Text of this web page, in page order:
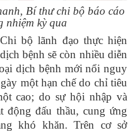
Bí thư chi bộ báo cáo
nhiệm kỳ qua
Chi bộ lãnh đạo thực hiện
bệnh sẽ còn nhiều diễn
dịch bệnh mới nổi nguy
một hạn chế do chỉ tiêu
cao; do sự hội nhập và
động đấu thầu, cung ứng
khó khăn.Trên cơ sở